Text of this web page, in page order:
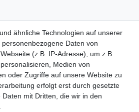
ähnliche Technologien auf unserer
Daten von
(z.B. IP-Adresse), um z.B.
Medien von
oder Zugriffe auf unsere Website zu
erfolgt erst durch gesetzte
mit Dritten, die wir in den